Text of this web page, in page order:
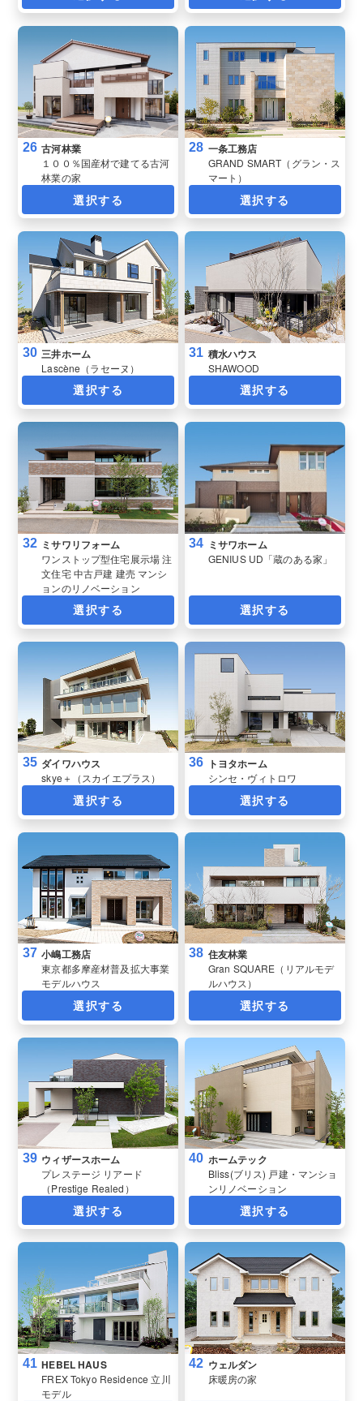
26 古河林業
１００％国産材で建てる古河
林業の家
選択する
28 一条工務店
GRAND SMART（グラン・ス
マート）
選択する
30 三井ホーム
Lascène（ラセーヌ）
選択する
31 積水ハウス
SHAWOOD
選択する
32 ミサワリフォーム
ワンストップ型住宅展示場 注
文住宅 中古戸建 建売 マンシ
ョンのリノベーション
選択する
34 ミサワホーム
GENIUS UD「蔵のある家」
選択する
35 ダイワハウス
skye＋（スカイエプラス）
選択する
36 トヨタホーム
シンセ・ヴィトロワ
選択する
37 小嶋工務店
東京都多摩産材普及拡大事業
モデルハウス
選択する
38 住友林業
Gran SQUARE（リアルモデ
ルハウス）
選択する
39 ウィザースホーム
プレステージ リアード
（Prestige Realed）
選択する
40 ホームテック
Bliss(ブリス) 戸建・マンショ
ンリノベーション
選択する
41 HEBEL HAUS
FREX Tokyo Residence 立川
モデル
42 ウェルダン
床暖房の家